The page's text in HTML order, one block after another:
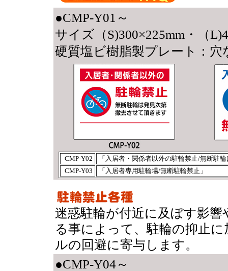
●CMP-Y01～
サイズ（S)300×225mm・（
硬質塩ビ樹脂製プレート：
CMP-Y02
「入居者・関係者以外の駐輪禁止/無断駐
CMP-Y03
「入居者専用駐輪場/無断駐輪禁止」
迷惑駐輪が付近に及ぼす影
る事によって、駐輪の抑止
ルの回避に寄与します。
●CMP-Y04～